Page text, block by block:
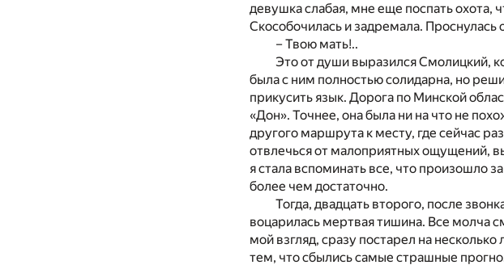
девушка слабая, мне еще поспать охота,
Скособочилась и задремала. Проснулась
– Твою мать!..
Это от души выразился Смолицкий,
была с ним полностью солидарна, но
прикусить язык. Дорога по Минской
«Дон». Точнее, она была ни на что не
другого маршрута к месту, где сейчас
отвлечься от малоприятных ощущений,
я стала вспоминать все, что произошло
более чем достаточно.
Тогда, двадцать второго, после
воцарилась мертвая тишина. Все молча
мой взгляд, сразу постарел на
тем, что сбылись самые страшные